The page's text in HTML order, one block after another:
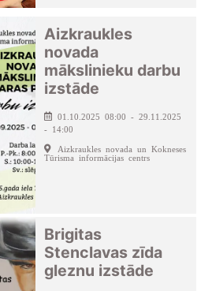
Aizkraukles
novada
mākslinieku darbu
izstāde
01.10.2025 08:00 - 29.11.2025
- 14:00
Aizkraukles novada un Kokneses
Tūrisma informācijas centrs
Brigitas
Stenclavas zīda
gleznu izstāde